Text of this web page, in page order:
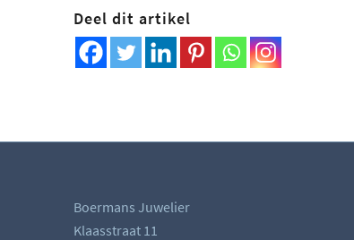
Deel dit artikel
Boermans Juwelier
Klaasstraat 11